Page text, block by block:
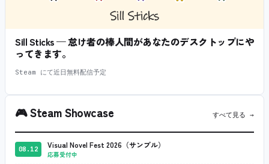
Sill Sticks — 怠け者の棒人間があなたのデスクトップにや
ってきます。
Steam にて近日無料配信予定
🎮Steam Showcase すべて見る →
08.12 Visual Novel Fest 2026（サンプル）
応募受付中